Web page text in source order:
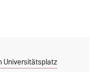
Universitätsplatz